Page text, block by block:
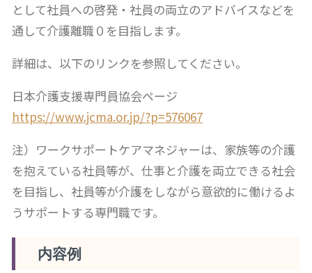
として社員への啓発・社員の両立のアドバイスなどを
通して介護離職０を目指します。
詳細は、以下のリンクを参照してください。
日本介護支援専門員協会ページ
https://www.jcma.or.jp/?p=576067
注）ワークサポートケアマネジャーは、家族等の介護
を抱えている社員等が、仕事と介護を両立できる社会
を目指し、社員等が介護をしながら意欲的に働けるよ
うサポートする専門職です。
内容例